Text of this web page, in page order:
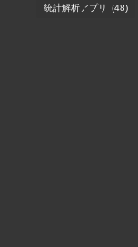
統計解析アプリ (48)